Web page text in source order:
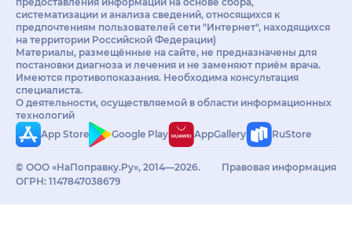
систематизации и анализа сведений, относящихся к
предпочтениям пользователей сети "Интернет", находящихся
на территории Российской Федерации)
Материалы, размещённые на сайте, не предназначены для
постановки диагноза и лечения и не заменяют приём врача.
Имеются противопоказания. Необходима консультация
специалиста.
О деятельности, осуществляемой в области информационных
технологий
App Store
Google Play AppGallery RuStore
© ООО «НаПоправку.Ру», 2014—2026.
ОГРН: 1147847038679
Правовая информация